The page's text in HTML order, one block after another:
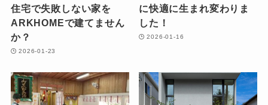
住宅で失敗しない家を
ARKHOMEで建てません
か？
2026-01-23
に快適に生まれ変わりま
した！
2026-01-16